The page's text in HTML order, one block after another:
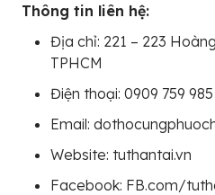
Thông tin liên hệ:
Địa chỉ: 221 – 223
TPHCM
Điện thoại: 0909 759 985
Email:
Website: tuthantai.vn
Facebook: FB.com/